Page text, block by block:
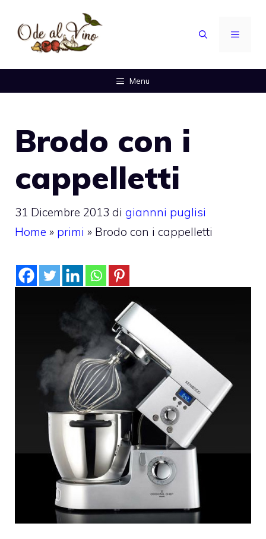
contenuto
MENU
Menu
Brodo con i
cappelletti
31 Dicembre 2013 di giannni puglisi
Home » primi » Brodo con i cappelletti